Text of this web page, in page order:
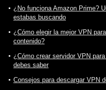
¿No funciona Amazon Prime?
estabas buscando
¿Cómo elegir la mejor VPN
contenido?
¿Cómo crear servidor VPN
debes saber
Consejos para descargar VPN